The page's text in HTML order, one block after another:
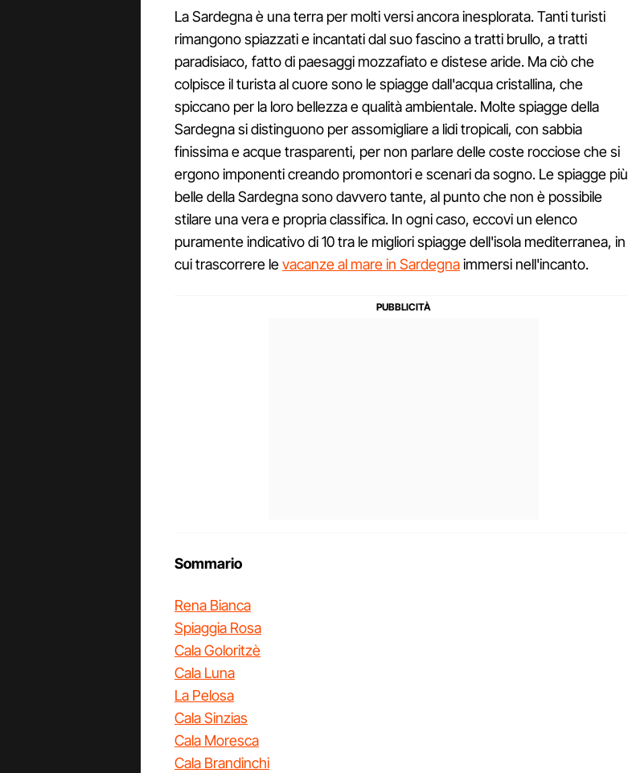
La Sardegna è una terra per molti versi ancora inesplorata. Tanti turisti
rimangono spiazzati e incantati dal suo fascino a tratti brullo, a tratti
paradisiaco, fatto di paesaggi mozzafiato e distese aride. Ma ciò che
colpisce il turista al cuore sono le spiagge dall'acqua cristallina, che
spiccano per la loro bellezza e qualità ambientale. Molte spiagge della
Sardegna si distinguono per assomigliare a lidi tropicali, con sabbia
finissima e acque trasparenti, per non parlare delle coste rocciose che si
ergono imponenti creando promontori e scenari da sogno. Le spiagge più
belle della Sardegna sono davvero tante, al punto che non è possibile
stilare una vera e propria classifica. In ogni caso, eccovi un elenco
puramente indicativo di 10 tra le migliori spiagge dell'isola mediterranea, in
cui trascorrere levacanze al mare in Sardegnaimmersi nell'incanto.
Sommario
Rena Bianca
Spiaggia Rosa
Cala Goloritzè
Cala Luna
La Pelosa
Cala Sinzias
Cala Moresca
Cala Brandinchi